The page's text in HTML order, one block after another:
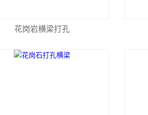
花岗岩横梁打孔